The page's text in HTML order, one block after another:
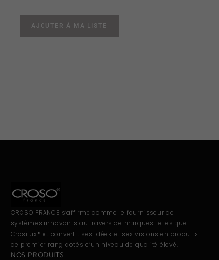
AJOUTER À MA LISTE
CROSO FRANCE s’affirme comme le fournisseur de
systèmes innovants au travers de marques telles que
Crosilux® et convertit ses idées et ses visions en produits
de premier rang dotés d’un niveau de qualité élevé.
NOS PRODUITS